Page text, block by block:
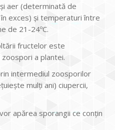
aer (determinată de
exces) și temperaturi între
de 21-24ºC.
fructelor este
a plantei.
intermediul zoosporilor
mulți ani) ciupercii,
apărea sporangii ce conțin